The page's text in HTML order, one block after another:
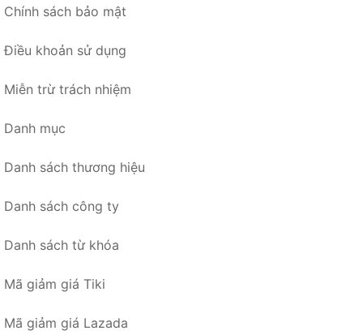
Chính sách bảo mật
Điều khoản sử dụng
Miễn trừ trách nhiệm
Danh mục
Danh sách thương hiệu
Danh sách công ty
Danh sách từ khóa
Mã giảm giá Tiki
Mã giảm giá Lazada